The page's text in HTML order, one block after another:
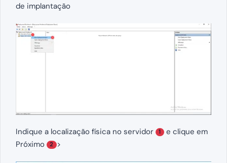
de implantação
Indique a localização física no servidor 1 e clique em
Próximo
2 >